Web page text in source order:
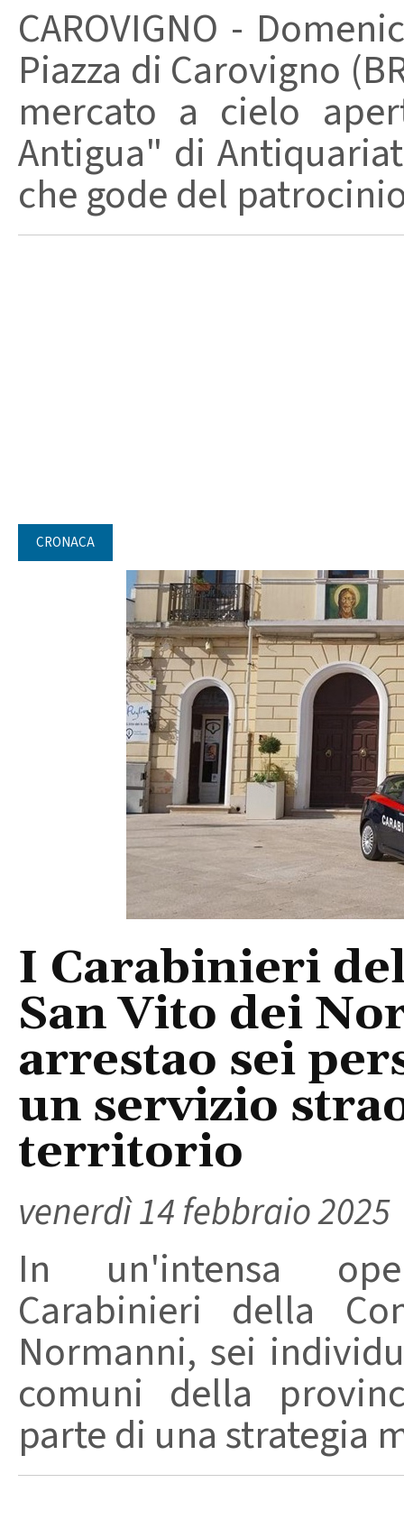
CAROVIGNO -
Piazza di Carovigno
mercato a cielo
Antigua" di
che gode del
CRONACA
I Carabinieri
San Vito dei
arrestao sei
un servizio
territorio
venerdì 14 febbraio 2025
In un'intensa
Carabinieri della
Normanni, sei
comuni della
parte di una strategia